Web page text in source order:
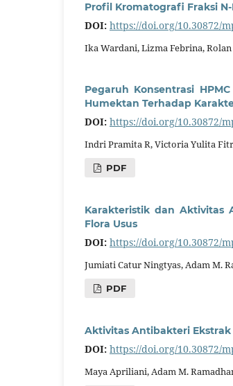
Profil Kromatografi Fraksi
DOI: https://doi.org/10.30872/
Ika Wardani, Lizma Febrina,
Pegaruh Konsentrasi
Humektan Terhadap
DOI: https://doi.org/10.30872/
Indri Pramita R, Victoria Yulita
PDF
Karakteristik dan Aktivitas
Flora Usus
DOI: https://doi.org/10.30872/
Jumiati Catur Ningtyas, Adam M.
PDF
Aktivitas Antibakteri
DOI: https://doi.org/10.30872/
Maya Apriliani, Adam M.